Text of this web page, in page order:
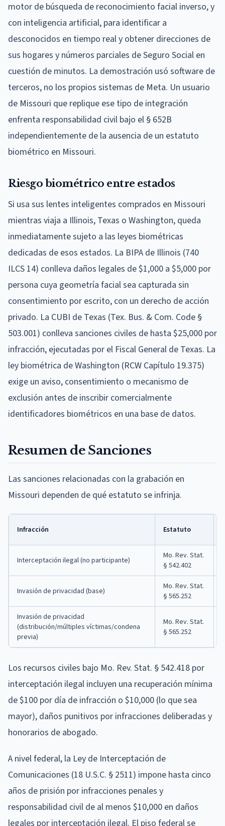
motor de búsqueda de reconocimiento facial inverso, y
con inteligencia artificial, para identificar a
desconocidos en tiempo real y obtener direcciones de
sus hogares y números parciales de Seguro Social en
cuestión de minutos. La demostración usó software de
terceros, no los propios sistemas de Meta. Un usuario
de Missouri que replique ese tipo de integración
enfrenta responsabilidad civil bajo el § 652B
independientemente de la ausencia de un estatuto
biométrico en Missouri.
Riesgo biométrico entre estados
Si usa sus lentes inteligentes comprados en Missouri
mientras viaja a Illinois, Texas o Washington, queda
inmediatamente sujeto a las leyes biométricas
dedicadas de esos estados. La BIPA de Illinois (740
ILCS 14) conlleva daños legales de $1,000 a $5,000 por
persona cuya geometría facial sea capturada sin
consentimiento por escrito, con un derecho de acción
privado. La CUBI de Texas (Tex. Bus. & Com. Code §
503.001) conlleva sanciones civiles de hasta $25,000 por
infracción, ejecutadas por el Fiscal General de Texas. La
ley biométrica de Washington (RCW Capítulo 19.375)
exige un aviso, consentimiento o mecanismo de
exclusión antes de inscribir comercialmente
identificadores biométricos en una base de datos.
Resumen de Sanciones
Las sanciones relacionadas con la grabación en
Missouri dependen de qué estatuto se infrinja.
Infracción Estatuto
Interceptación ilegal (no participante)
Mo. Rev. Stat.
§ 542.402
Invasión de privacidad (base)
Mo. Rev. Stat.
§ 565.252
Invasión de privacidad
(distribución/múltiples víctimas/condena
previa)
Mo. Rev. Stat.
§ 565.252
Los recursos civiles bajo Mo. Rev. Stat. § 542.418 por
interceptación ilegal incluyen una recuperación mínima
de $100 por día de infracción o $10,000 (lo que sea
mayor), daños punitivos por infracciones deliberadas y
honorarios de abogado.
A nivel federal, la Ley de Interceptación de
Comunicaciones (18 U.S.C. § 2511) impone hasta cinco
años de prisión por infracciones penales y
responsabilidad civil de al menos $10,000 en daños
legales por interceptación ilegal. El piso federal se